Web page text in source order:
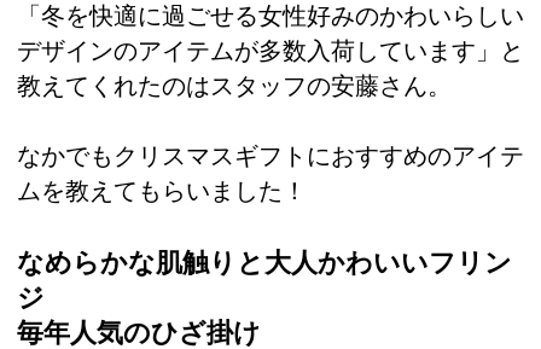
「冬を快適に過ごせる女性好みのかわいらしい
デザインのアイテムが多数入荷しています」と
教えてくれたのはスタッフの安藤さん。
なかでもクリスマスギフトにおすすめのアイテ
ムを教えてもらいました！
なめらかな肌触りと大人かわいいフリン
ジ
毎年人気のひざ掛け